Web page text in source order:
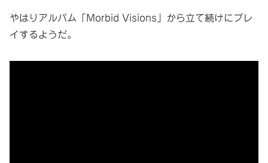
やはりアルバム「Morbid Visions」から立て続けにプレ
イするようだ。